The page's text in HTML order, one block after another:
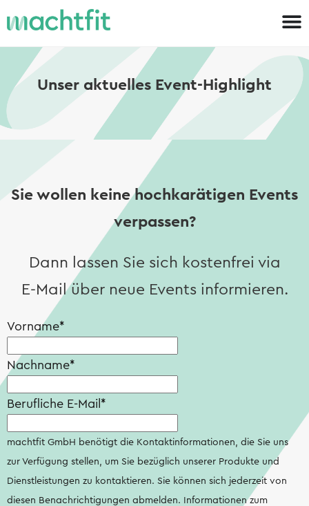
Unser aktuelles Event-Highlight
Sie wollen keine hochkarätigen Events
verpassen?
Dann lassen Sie sich kostenfrei via
E-Mail über neue Events informieren.
Vorname*
Nachname*
Berufliche E-Mail *
machtfit GmbH benötigt die Kontaktinformationen, die Sie uns
zur Verfügung stellen, um Sie bezüglich unserer Produkte und
Dienstleistungen zu kontaktieren. Sie können sich jederzeit von
diesen Benachrichtigungen abmelden. Informationen zum